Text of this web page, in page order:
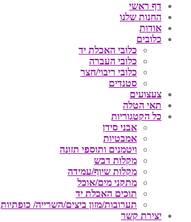
דף ראשי
החנות שלנו
אודות
כלובים
כלובי האכלת יד
כלובי העברה
כלובי ריבוי/חצר
סטנדים
צעצועים
תאי הטלה
כל הקטגוריות
אבני סידן
אמבטיות
ויטמנים ותוספי תזונה
מקלות דבש
מקלות שיוף/עמידה
מתקני מים/אוכל
תוכים האכלת יד
תערובות/מזון ביצים/השרייה/ כופתיות
יצירת קשר